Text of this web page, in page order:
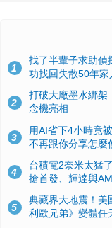
1
找了半輩子求助偵
功找回失散50年家
2
打破大廠墨水綁架
念機亮相
3
用AI省下4小時竟
不再跟你分享怎麼
4
台積電2奈米太猛
搶首發、輝達與
5
典藏界大地震！美
利歐兄弟》變體任